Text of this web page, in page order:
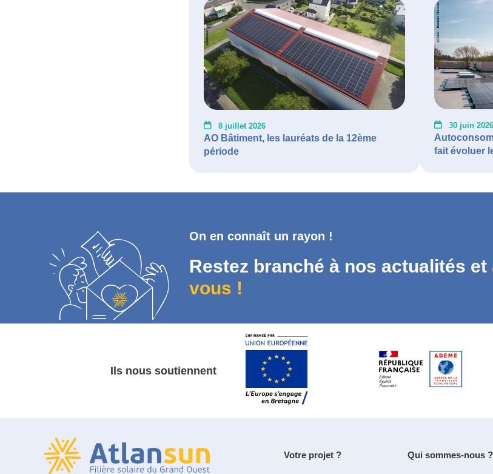
8 juillet 2026
AO Bâtiment, les lauréats de la 12ème
période
30 juin 2026
fait évoluer
On en connaît un rayon !
Restez branché à nos actualités et
vous !
Ils nous soutiennent
Votre projet ? Qui sommes-nous ?